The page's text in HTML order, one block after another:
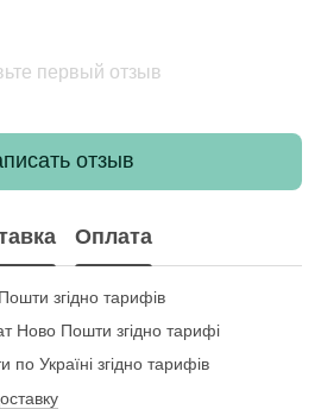
первый отзыв
отзыв
Оплата
згідно тарифів
Ново Пошти згідно тарифі
Україні згідно тарифів